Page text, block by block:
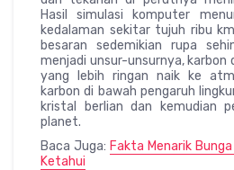
Hasil simulasi komputer
kedalaman sekitar tujuh ribu
besaran sedemikian rupa
menjadi unsur-unsurnya, karbon
yang lebih ringan naik ke
karbon di bawah pengaruh
kristal berlian dan kemudian
planet.
Baca Juga: Fakta Menarik
Ketahui